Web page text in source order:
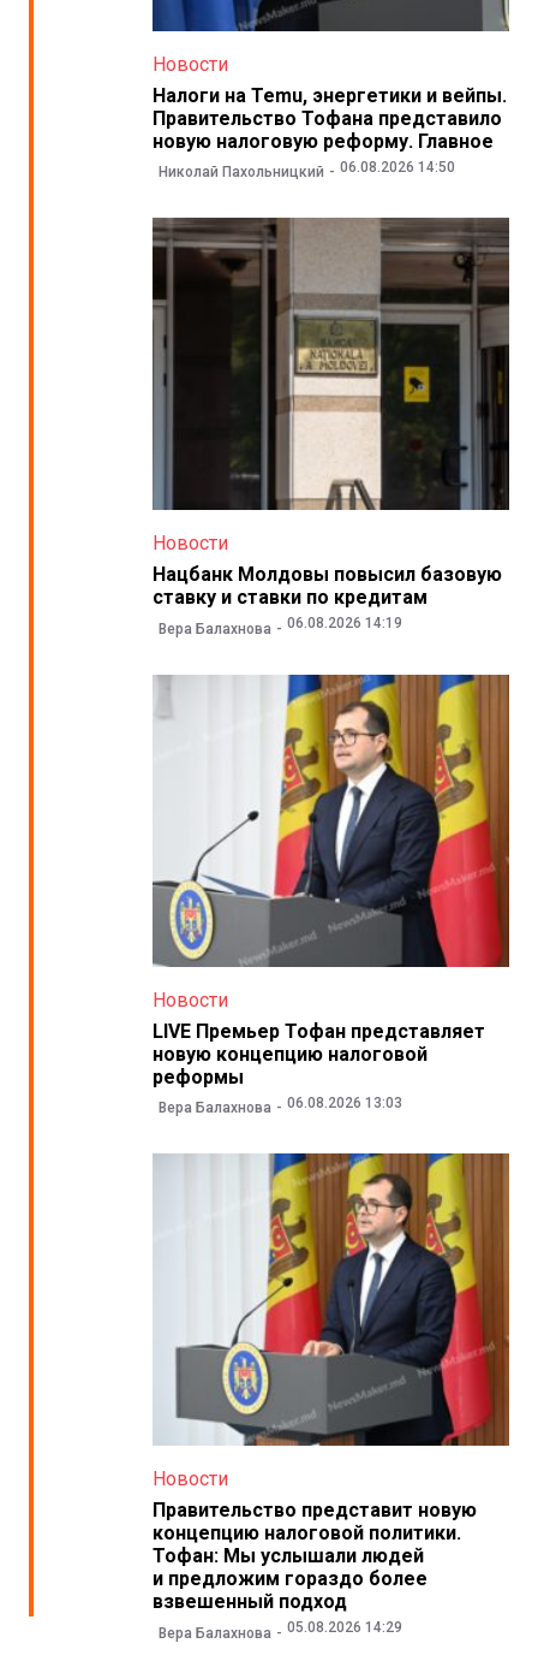
Новости
Налоги на Temu, энергетики и вейпы.
Правительство Тофана представило
новую налоговую реформу. Главное
Николай Пахольницкий 06.08.2026 14:50
Новости
Нацбанк Молдовы повысил базовую
ставку и ставки по кредитам
Вера Балахнова 06.08.2026 14:19
Новости
LIVE Премьер Тофан представляет
новую концепцию налоговой
реформы
Вера Балахнова 06.08.2026 13:03
Новости
Правительство представит новую
концепцию налоговой политики.
Тофан: Мы услышали людей
и предложим гораздо более
взвешенный подход
Вера Балахнова 05.08.2026 14:29